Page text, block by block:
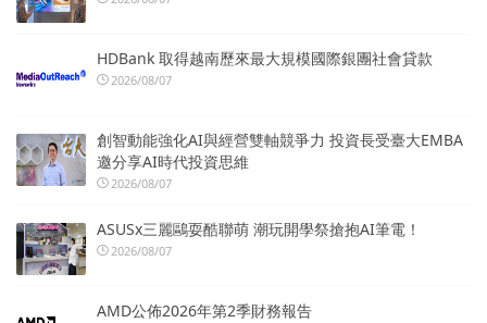
HDBank 取得越南歷來最大規模國際銀團社會貸款
2026/08/07
創智動能強化AI與經營雙軸競爭力 投資長受臺大EMBA
邀分享AI時代投資思維
2026/08/07
ASUSx三麗鷗耍酷聯萌 潮玩開學祭搶抱AI筆電！
2026/08/07
AMD公佈2026年第2季財務報告